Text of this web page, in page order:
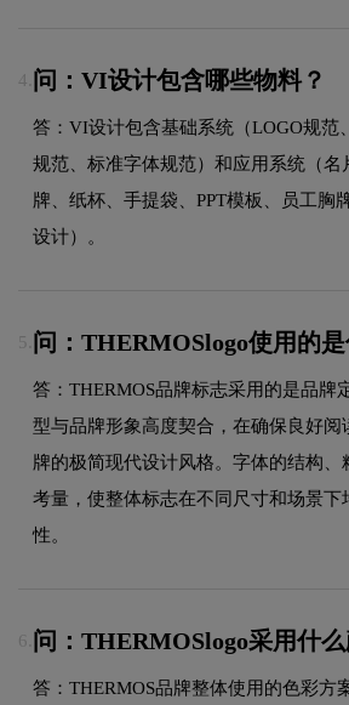
4. 问：VI设计包含哪些物料？
答：VI设计包含基础系统（LOGO规范
规范、标准字体规范）和应用系统（名
牌、纸杯、手提袋、PPT模板、员工胸
设计）。
5. 问：THERMOSlogo使用的
答：THERMOS品牌标志采用的是品牌
型与品牌形象高度契合，在确保良好阅
牌的极简现代设计风格。字体的结构
考量，使整体标志在不同尺寸和场景下
性。
6. 问：THERMOSlogo采用什
答：THERMOS品牌整体使用的色彩方